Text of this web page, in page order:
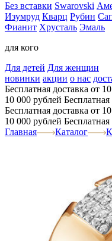
Без вставки Swarovski
Изумруд Кварц Рубин
Фианит Хрусталь Эмаль
для кого
Для детей Для женщин
новинки акции о нас
Бесплатная доставка от
10 000 рублей
Бесплатная доставка от
10 000 рублей
Главная
Каталог